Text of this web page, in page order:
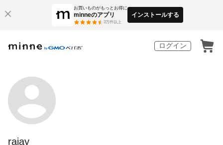
お買いものがもっとお得に
minneのアプリ
3万件以上
インストールする
ログイン
raiay